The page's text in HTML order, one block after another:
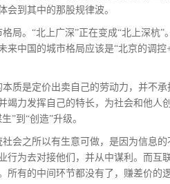
会到其中的那股规律波。
局。“北上广深”正在变成“北上深杭”
来中国的城市格局应该是“北京的调
质是定价出卖自己的劳动力，并不承
竭力发挥自己的特长，为社会和他人
”到“创造”升级。
会之所以有生意可做，是因为信息的
行为去对接他们，并从中谋利。而互
所有的中间环节都没有了，赚差价的